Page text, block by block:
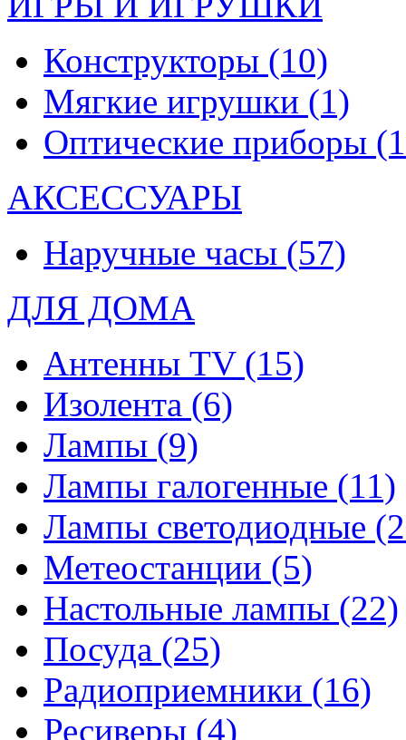
Конструкторы (10)
Мягкие игрушки (1)
Оптические приборы
АКСЕССУАРЫ
Наручные часы (57)
ДЛЯ ДОМА
Антенны TV (15)
Изолента (6)
Лампы (9)
Лампы галогенные (11)
Лампы светодиодные
Метеостанции (5)
Настольные лампы (22)
Посуда (25)
Радиоприемники (16)
Ресиверы (4)